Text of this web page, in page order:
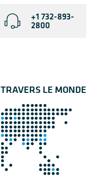
+1 732-893-
2800
LE MONDE